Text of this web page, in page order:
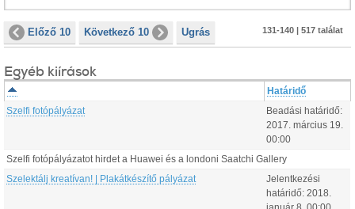
Előző 10 Következő 10 Ugrás 131-140 | 517 találat
Egyéb kiírások
Határidő
Szelfi fotópályázat
Beadási határidő:
2017. március 19
00:00
Szelfi fotópályázatot hirdet a Huawei és a londoni Saatchi Gallery
Szelektálj kreatívan! | Plakátkészítő pályázat
Jelentkezési
határidő: 2018.